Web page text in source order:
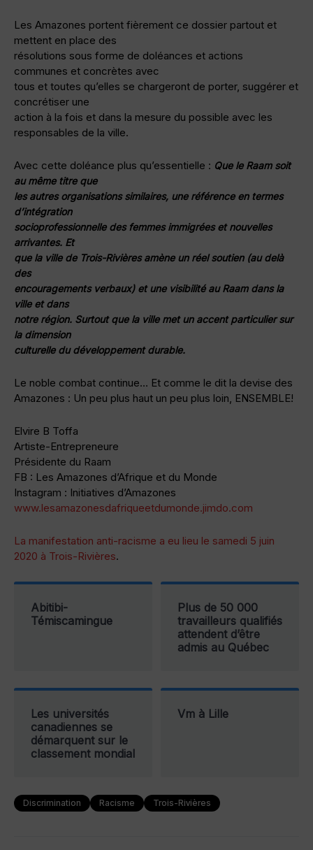
Les Amazones portent fièrement ce dossier partout et
mettent en place des
résolutions sous forme de doléances et actions
communes et concrètes avec
tous et toutes qu’elles se chargeront de porter, suggérer et
concrétiser une
action à la fois et dans la mesure du possible avec les
responsables de la ville.
Avec cette doléance plus qu’essentielle : Que le Raam soit
au même titre que
les autres organisations similaires, une référence en termes
d’intégration
socioprofessionnelle des femmes immigrées et nouvelles
arrivantes. Et
que la ville de Trois-Rivières amène un réel soutien (au delà
des
encouragements verbaux) et une visibilité au Raam dans la
ville et dans
notre région. Surtout que la ville met un accent particulier sur
la dimension
culturelle du développement durable.
Le noble combat continue… Et comme le dit la devise des
Amazones : Un peu plus haut un peu plus loin, ENSEMBLE!
Elvire B Toffa
Artiste-Entrepreneure
Présidente du Raam
FB : Les Amazones d’Afrique et du Monde
Instagram : Initiatives d’Amazones
www.lesamazonesdafriqueetdumonde.jimdo.com
La manifestation anti-racisme a eu lieu le samedi 5 juin
2020 à Trois-Rivières.
Abitibi-
Témiscamingue
Plus de 50 000
travailleurs qualifiés
attendent d’être
admis au Québec
Les universités
canadiennes se
démarquent sur le
classement mondial
Vm à Lille
Discrimination Racisme Trois-Rivières